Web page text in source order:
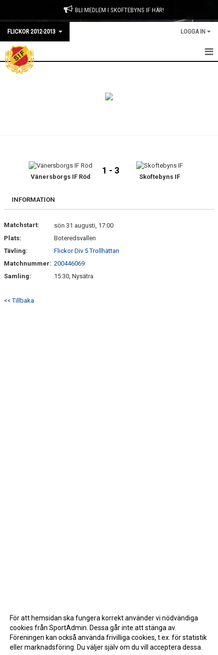
BLI MEDLEM I SKOFTEBYNS IF HÄR!
FLICKOR 2012-2013 LOGGA IN
HEM
BILDGALLERI
DOKUMENT
Vänersborgs IF Röd
1 - 3
Skoftebyns IF
INFORMATION
Matchstart:
sön 31 augusti, 17:00
Plats:
Boteredsvallen
Tävling:
Flickor Div 5 Trollhättan
Matchnummer: 200446069
Samling:
15:30, Nysätra
<< Tillbaka
För att hemsidan ska fungera korrekt använder vi nödvändiga
cookies från SportAdmin. Dessa går inte att stänga av.
Föreningen kan också använda frivilliga cookies, t.ex. för statistik
eller marknadsföring. Du väljer själv om du vill acceptera dessa.